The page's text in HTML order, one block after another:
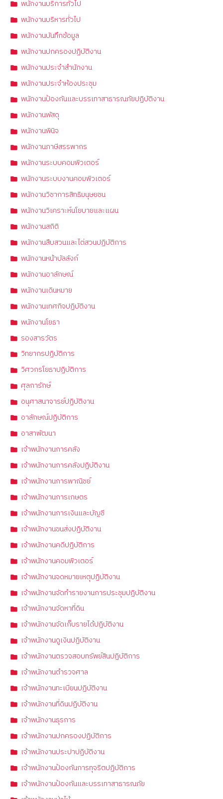
พนักงานบริการทั่วไป
พนักงานบริหารทั่วไป
พนักงานบันทึกข้อมูล
พนักงานปกครองปฏิบัติงาน
พนักงานประจำสำนักงาน
พนักงานประจำห้องประชุม
พนักงานป้องกันและบรรเทาสาธารณภัยปฏิบัติงาน
พนักงานพัสดุ
พนักงานพินิจ
พนักงานภาษีสรรพากร
พนักงานระบบคอมพิวเตอร์
พนักงานระบบงานคอมพิวเตอร์
พนักงานวิชาการสิทธิมนุษยชน
พนักงานวิเคราะห์นโยบายและแผน
พนักงานสถิติ
พนักงานสืบสวนและไต่สวนปฏิบัติการ
พนักงานหน้าบัลลังก์
พนักงานอาลักษณ์
พนักงานเดินหมาย
พนักงานเทศกิจปฏิบัติงาน
พนักงานโยธา
รองสารวัตร
วิทยากรปฏิบัติการ
วิศวกรโยธาปฏิบัติการ
ศุลการักษ์
อนุศาสนาจารย์ปฏิบัติงาน
อาลักษณ์ปฏิบัติการ
อาสาพัฒนา
เจ้าพนักงานการคลัง
เจ้าพนักงานการคลังปฏิบัติงาน
เจ้าพนักงานการพาณิชย์
เจ้าพนักงานการเกษตร
เจ้าพนักงานการเงินและบัญชี
เจ้าพนักงานขนส่งปฏิบัติงาน
เจ้าพนักงานคดีปฏิบัติการ
เจ้าพนักงานคอมพิวเตอร์
เจ้าพนักงานจดหมายเหตุปฏิบัติงาน
เจ้าพนักงานจัดทำรายงานการประชุมปฏิบัติงาน
เจ้าพนักงานจัดหาที่ดิน
เจ้าพนักงานจัดเก็บรายได้ปฏิบัติงาน
เจ้าพนักงานดูเงินปฏิบัติงาน
เจ้าพนักงานตรวจสอบทรัพย์สินปฏิบัติการ
เจ้าพนักงานตำรวจศาล
เจ้าพนักงานทะเบียนปฏิบัติงาน
เจ้าพนักงานที่ดินปฏิบัติงาน
เจ้าพนักงานธุรการ
เจ้าพนักงานปกครองปฏิบัติการ
เจ้าพนักงานประปาปฏิบัติงาน
เจ้าพนักงานป้องกันการทุจริตปฏิบัติการ
เจ้าพนักงานป้องกันและบรรเทาสาธารณภัย